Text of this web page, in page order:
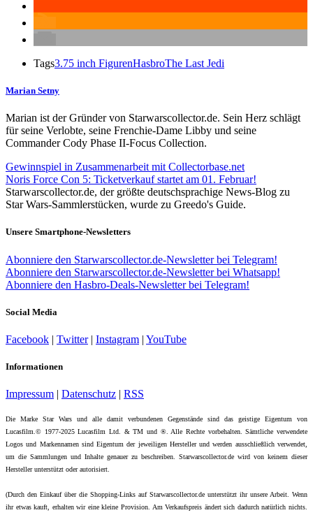
Tags3.75 inch FigurenHasbroThe Last Jedi
Marian Setny
Marian ist der Gründer von Starwarscollector.de. Sein Herz schlägt
für seine Verlobte, seine Frenchie-Dame Libby und seine
Commander Cody Phase II-Focus Collection.
Gewinnspiel in Zusammenarbeit mit Collectorbase.net
Noris Force Con 5: Ticketverkauf startet am 01. Februar!
Starwarscollector.de, der größte deutschsprachige News-Blog zu
Star Wars-Sammlerstücken, wurde zu Greedo's Guide.
Unsere Smartphone-Newsletters
Abonniere den Starwarscollector.de-Newsletter bei Telegram!
Abonniere den Starwarscollector.de-Newsletter bei Whatsapp!
Abonniere den Hasbro-Deals-Newsletter bei Telegram!
Social Media
Facebook | Twitter| Instagram | YouTube
Informationen
Impressum | Datenschutz | RSS
Die Marke Star Wars und alle damit verbundenen Gegenstände sind das geistige Eigentum von
Lucasfilm.© 1977-2025 Lucasfilm Ltd. & TM und ®. Alle Rechte vorbehalten. Sämtliche verwendete
Logos und Markennamen sind Eigentum der jeweiligen Hersteller und werden ausschließlich verwendet,
um die Sammlungen und Inhalte genauer zu beschreiben. Starwarscollector.de wird von keinem dieser
Hersteller unterstützt oder autorisiert.
(Durch den Einkauf über die Shopping-Links auf Starwarscollector.de unterstützt ihr unsere Arbeit. Wenn
ihr etwas kauft, erhalten wir eine kleine Provision. Am Verkaufspreis ändert sich dadurch natürlich nichts.